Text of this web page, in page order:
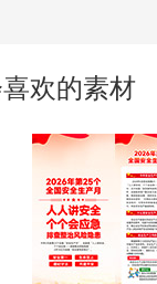
欢的素材